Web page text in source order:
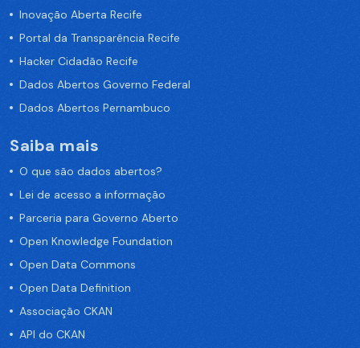
Inovação Aberta Recife
Portal da Transparência Recife
Hacker Cidadão Recife
Dados Abertos Governo Federal
Dados Abertos Pernambuco
Saiba mais
O que são dados abertos?
Lei de acesso a informação
Parceria para Governo Aberto
Open Knowledge Foundation
Open Data Commons
Open Data Definition
Associação CKAN
API do CKAN